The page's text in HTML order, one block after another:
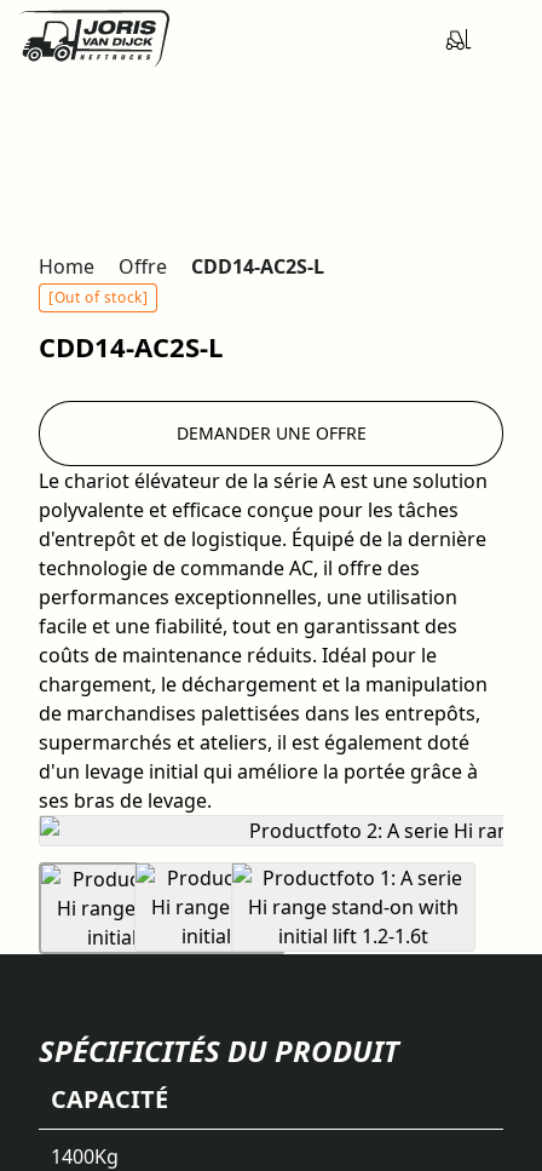
Home Offre CDD14-AC2S-L
[Out of stock]
CDD14-AC2S-L
Le chariot élévateur de la série A est une solution
polyvalente et efficace conçue pour les tâches
d'entrepôt et de logistique. Équipé de la dernière
technologie de commande AC, il offre des
performances exceptionnelles, une utilisation
facile et une fiabilité, tout en garantissant des
coûts de maintenance réduits. Idéal pour le
chargement, le déchargement et la manipulation
de marchandises palettisées dans les entrepôts,
supermarchés et ateliers, il est également doté
d'un levage initial qui améliore la portée grâce à
ses bras de levage.
DEMANDER UNE OFFRE
SPÉCIFICITÉS DU PRODUIT
CAPACITÉ
1400Kg